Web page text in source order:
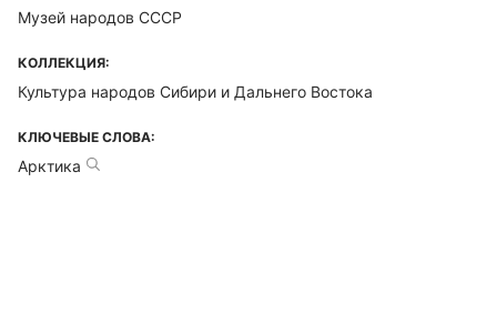
Музей народов СССР
КОЛЛЕКЦИЯ:
Культура народов Сибири и Дальнего Востока
КЛЮЧЕВЫЕ СЛОВА:
Арктика